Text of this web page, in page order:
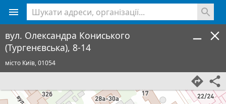
вул. Олександра Кониського
(Тургенєвська), 8-14
місто Київ,01054
<% console.log(hcard) %>